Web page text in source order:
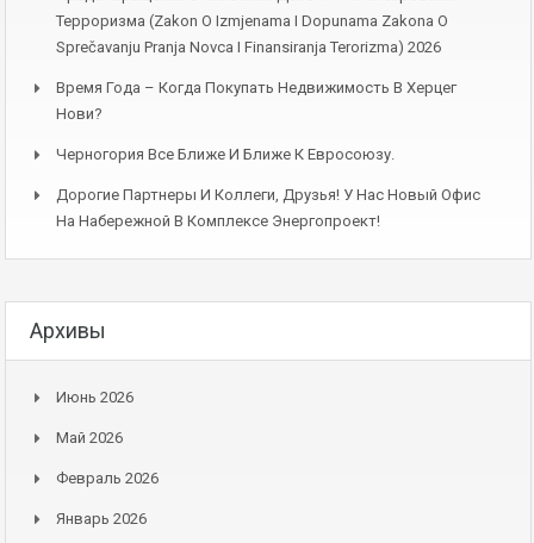
Терроризма (Zakon O Izmjenama I Dopunama Zakona O
Sprečavanju Pranja Novca I Finansiranja Terorizma) 2026
Время Года – Когда Покупать Недвижимость В Херцег
Нови?
Черногория Все Ближе И Ближе К Евросоюзу.
Дорогие Партнеры И Коллеги, Друзья! У Нас Новый Офис
На Набережной В Комплексе Энергопроект!
Архивы
Июнь 2026
Май 2026
Февраль 2026
Январь 2026